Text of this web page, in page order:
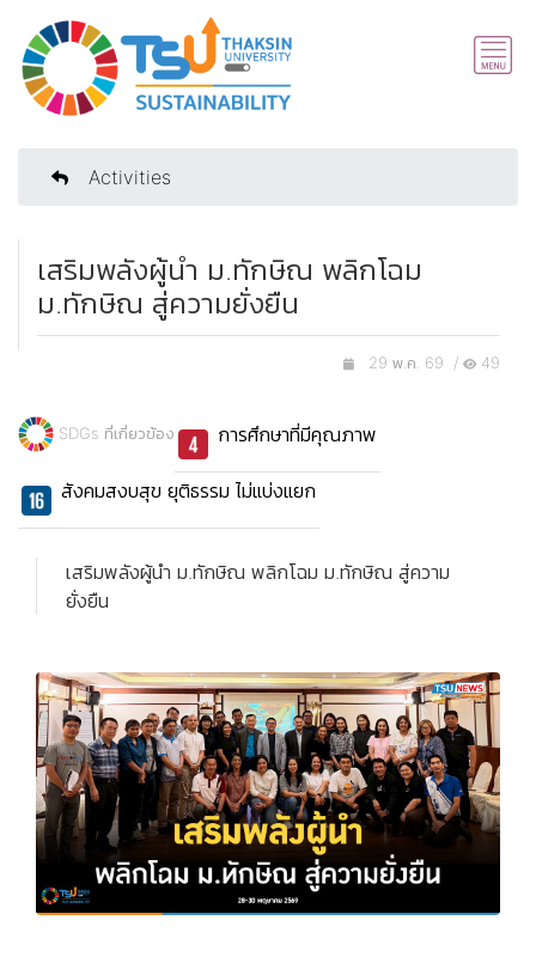
Activities
เสริมพลังผู้นำ ม.ทักษิณ พลิกโฉม
ม.ทักษิณ สู่ความยั่งยืน
29 พ.ค. 69 / 49
SDGs ที่เกี่ยวข้อง การศึกษาที่มีคุณภาพ
สังคมสงบสุข ยุติธรรม ไม่แบ่งแยก
เสริมพลังผู้นำ ม.ทักษิณ พลิกโฉม ม.ทักษิณ สู่ความ
ยั่งยืน